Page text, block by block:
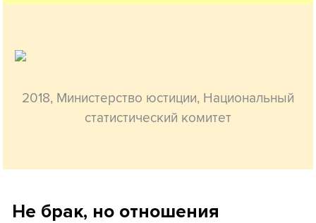
2018, Министерство юстиции, Национальный
статистический комитет
Не брак, но отношения